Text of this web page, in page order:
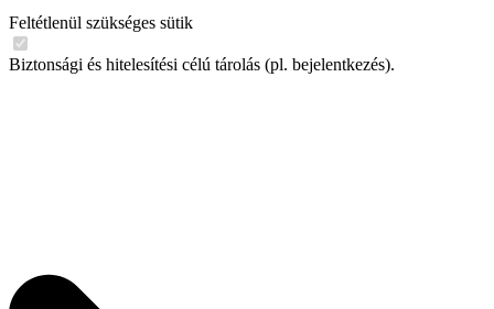
Feltétlenül szükséges sütik
Biztonsági és hitelesítési célú tárolás (pl. bejelentkezés).